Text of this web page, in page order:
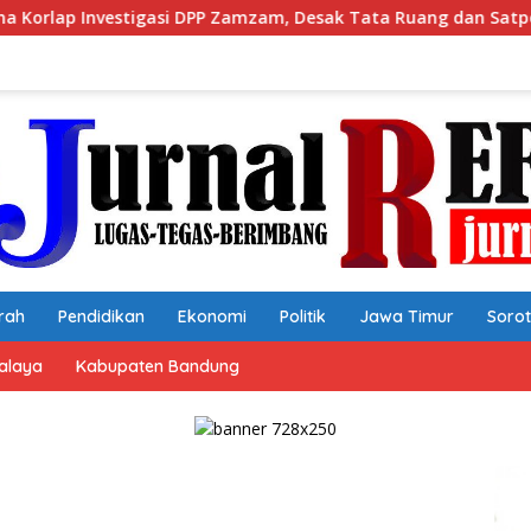
Desak Tata Ruang dan Satpol PP Tutup Pembangunan
Pendidikan Ekonomi Politik Jawa Timur
Kabupaten Bandung